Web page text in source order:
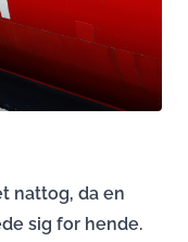
nattog, da en
sig for hende.